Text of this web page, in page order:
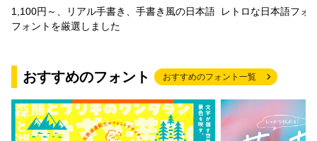
1,100円～、リアル手書き、手書き風の日本語
フォントを厳選しました
レトロな日本語フォ
おすすめのフォント おすすめのフォント一覧